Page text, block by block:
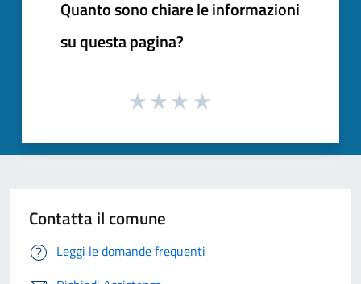
Quanto sono chiare le informazioni
su questa pagina?
Contatta il comune
Leggi le domande frequenti